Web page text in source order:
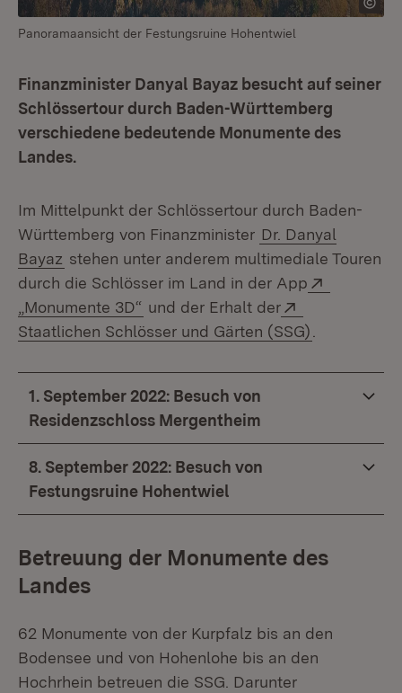
Panoramaansicht der Festungsruine Hohentwiel
Finanzminister Danyal Bayaz besucht auf seiner
Schlössertour durch Baden-Württemberg
verschiedene bedeutende Monumente des
Landes.
Im Mittelpunkt der Schlössertour durch Baden-
Württemberg von Finanzminister Dr. Danyal
Bayaz stehen unter anderem multimediale Touren
durch die Schlösser im Land in der App
„Monumente 3D“ (Öffnet in neuem Fenster)
und der Erhalt der
Staatlichen Schlösser und Gärten (SSG)
1. September 2022: Besuch von
Residenzschloss Mergentheim
8. September 2022: Besuch von
Festungsruine Hohentwiel
Betreuung der Monumente des
Landes
62 Monumente von der Kurpfalz bis an den
Bodensee und von Hohenlohe bis an den
Hochrhein betreuen die SSG. Darunter